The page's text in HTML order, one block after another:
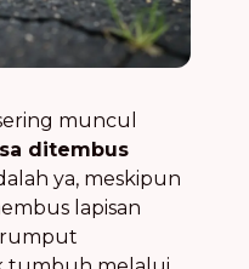
muncul
ditembus
ya, meskipun
lapisan
rumput